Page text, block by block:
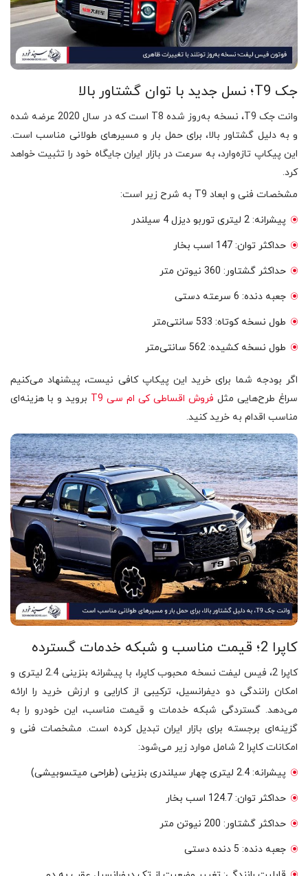
جک T9؛ نسل جدید با توان گشتاور بالا
وانت جک T9، نسخه به‌روز شده T8 است که در سال 2020 عرضه شده
و به دلیل گشتاور بالا، برای حمل بار و مسیرهای طولانی مناسب است.
این پیکاپ تازه‌وارد، به سرعت در بازار ایران جایگاه خود را تثبیت خواهد
کرد.
مشخصات فنی و ابعاد T9 به شرح زیر است:
پیشرانه: 2 لیتری توربو دیزل 4 سیلندر
حداکثر توان: 147 اسب بخار
حداکثر گشتاور: 360 نیوتن متر
جعبه دنده: 6 سرعته دستی
طول نسخه کوتاه: 533 سانتی‌متر
طول نسخه کشیده: 562 سانتی‌متر
اگر بودجه شما برای خرید این پیکاپ کافی نیست، پیشنهاد می‌کنیم
سراغ طرح‌هایی مثل فروش اقساطی کی ام سی T9
بروید و با هزینه‌ای
مناسب اقدام به خرید کنید.
کاپرا 2؛ قیمت مناسب و شبکه خدمات گسترده
کاپرا 2، فیس لیفت نسخه محبوب کاپرا، با پیشرانه بنزینی 2.4 لیتری و
امکان رانندگی دو دیفرانسیل، ترکیبی از کارایی و ارزش خرید را ارائه
می‌دهد. گستردگی شبکه خدمات و قیمت مناسب، این خودرو را به
گزینه‌ای برجسته برای بازار ایران تبدیل کرده است. مشخصات فنی و
امکانات کاپرا 2 شامل موارد زیر می‌شود:
پیشرانه: 2.4 لیتری چهار سیلندری بنزینی (طراحی میتسوبیشی)
حداکثر توان: 124.7 اسب بخار
حداکثر گشتاور: 200 نیوتن متر
جعبه دنده: 5 دنده دستی